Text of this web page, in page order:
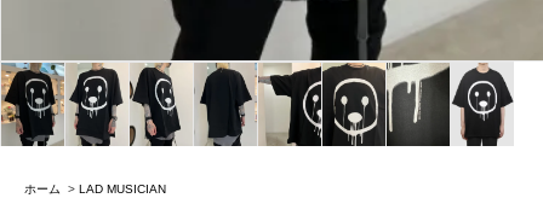
ホーム > LAD MUSICIAN